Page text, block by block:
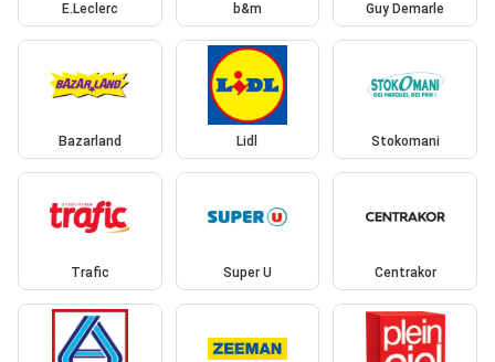
E.Leclerc b&m Guy Demarle
Bazarland Lidl Stokomani
Trafic Super U Centrakor